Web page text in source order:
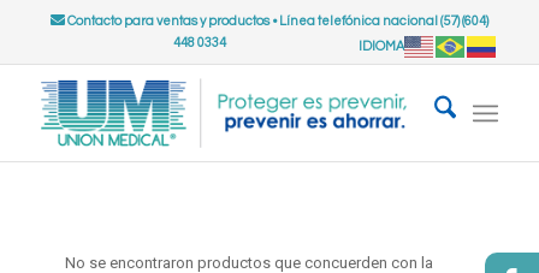
Contacto para ventas y productos• Línea telefónica nacional (57) (604)
448 0334
IDIOMA
No se encontraron productos que concuerden con la